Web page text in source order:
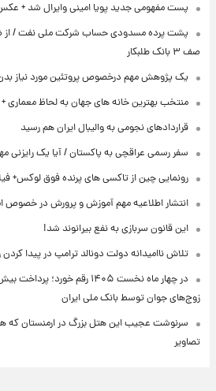
پست مفهومی جدید پویا امینی وایرال شد +
پشت پرده‌ مسدودی حساب شرکت ملی نفت / از
صف ۳ بانک طلبکار
یک پژوهش مهم درخصوص پروتئین مورد نیاز
منتخب بهترین خانه های جهان به لحاظ معماری +
قراردادهای نجومی به والیبال ایران هم رسید
سفر رسمی عراقچی به پاکستان / آیا یک رایزنی
رونمایی چین از تاکسی های پرنده فوق لوکس+
انتشار اطلاعیه مهم آموزش و پرورش در خصوص
این قانون سربازی به نفع بیرانوند شد!
تلاش ناامیدانه‌ دولت دونالد ترامپ در پیدا کردن
زوج‌های جوان توسط بانک ملی ایران
سرنوشت عجیب این هتل بزرگ در ارمنستان که
تصاویر